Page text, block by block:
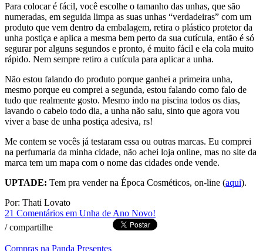
Para colocar é fácil, você escolhe o tamanho das unhas, que são
numeradas, em seguida limpa as suas unhas “verdadeiras” com um
produto que vem dentro da embalagem, retira o plástico protetor da
unha postiça e aplica a mesma bem perto da sua cutícula, então é só
segurar por alguns segundos e pronto, é muito fácil e ela cola muito
rápido. Nem sempre retiro a cutícula para aplicar a unha.
Não estou falando do produto porque ganhei a primeira unha,
mesmo porque eu comprei a segunda, estou falando como falo de
tudo que realmente gosto. Mesmo indo na piscina todos os dias,
lavando o cabelo todo dia, a unha não saiu, sinto que agora vou
viver a base de unha postiça adesiva, rs!
Me contem se vocês já testaram essa ou outras marcas. Eu comprei
na perfumaria da minha cidade, não achei loja online, mas no site da
marca tem um mapa com o nome das cidades onde vende.
UPTADE: Tem pra vender na Época Cosméticos, on-line (aqui).
Por: Thati Lovato
21 Comentários em Unha de Ano Novo!
/compartilhe
Compras na Panda Presentes